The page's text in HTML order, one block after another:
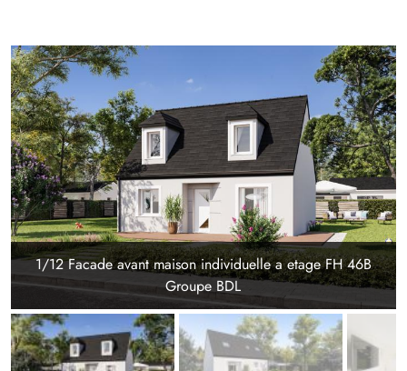
1/12 Facade avant maison individuelle a etage FH 46B
Groupe BDL